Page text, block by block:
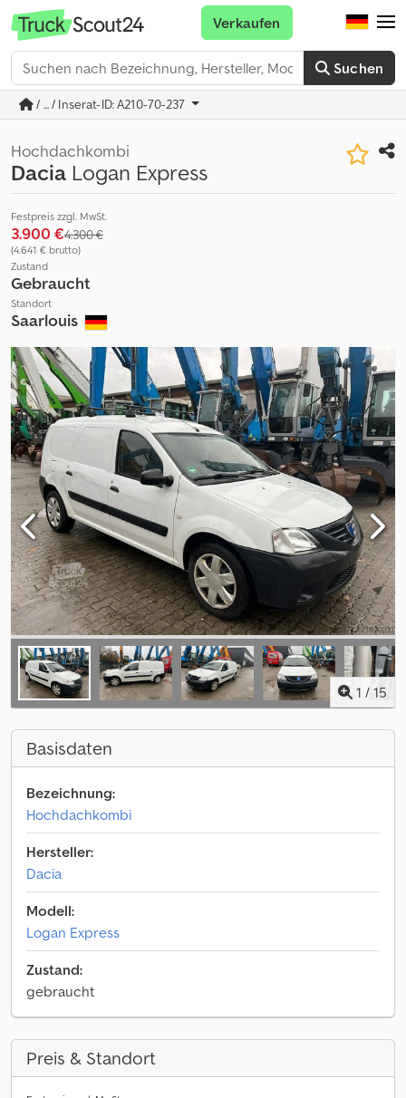
Suchen
Verkaufen
/ ... / Inserat-ID: A210-70-237
Hochdachkombi
Dacia Logan Express
Festpreis zzgl. MwSt.
3.900 €4.300 €
(4.641 € brutto)
Zustand
Gebraucht
Standort
Saarlouis
1 /15
Basisdaten
Bezeichnung:
Hochdachkombi
Hersteller:
Dacia
Modell:
Logan Express
Zustand:
gebraucht
Preis & Standort